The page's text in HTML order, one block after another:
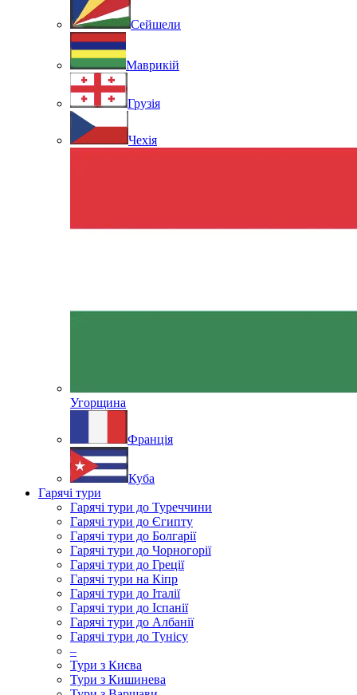
Сейшели
Маврикій
Грузія
Чехія
Угорщина
Франція
Куба
Гарячі тури
Гарячі тури до Туреччини
Гарячі тури до Єгипту
Гарячі тури до Болгарії
Гарячі тури до Чорногорії
Гарячі тури до Греції
Гарячі тури на Кіпр
Гарячі тури до Італії
Гарячі тури до Іспанії
Гарячі тури до Албанії
Гарячі тури до Тунісу
–
Тури з Києва
Тури з Кишинева